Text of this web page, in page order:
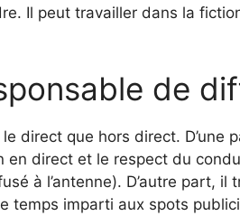
Il peut travailler dans la
de
direct que hors direct. D’une
en direct et le respect du
à l’antenne). D’autre part,
temps imparti aux spots